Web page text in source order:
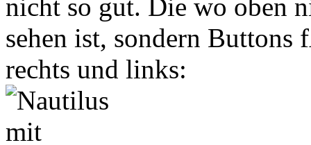
nicht so gut. Die wo oben
sehen ist, sondern
rechts und links: